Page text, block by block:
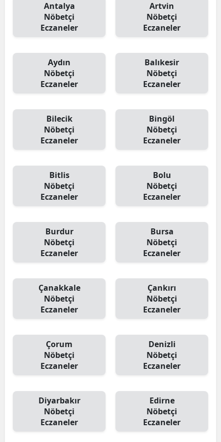
Antalya
Nöbetçi
Eczaneler
Artvin
Nöbetçi
Eczaneler
Aydın
Nöbetçi
Eczaneler
Balıkesir
Nöbetçi
Eczaneler
Bilecik
Nöbetçi
Eczaneler
Bingöl
Nöbetçi
Eczaneler
Bitlis
Nöbetçi
Eczaneler
Bolu
Nöbetçi
Eczaneler
Burdur
Nöbetçi
Eczaneler
Bursa
Nöbetçi
Eczaneler
Çanakkale
Nöbetçi
Eczaneler
Çankırı
Nöbetçi
Eczaneler
Çorum
Nöbetçi
Eczaneler
Denizli
Nöbetçi
Eczaneler
Diyarbakır
Nöbetçi
Eczaneler
Edirne
Nöbetçi
Eczaneler